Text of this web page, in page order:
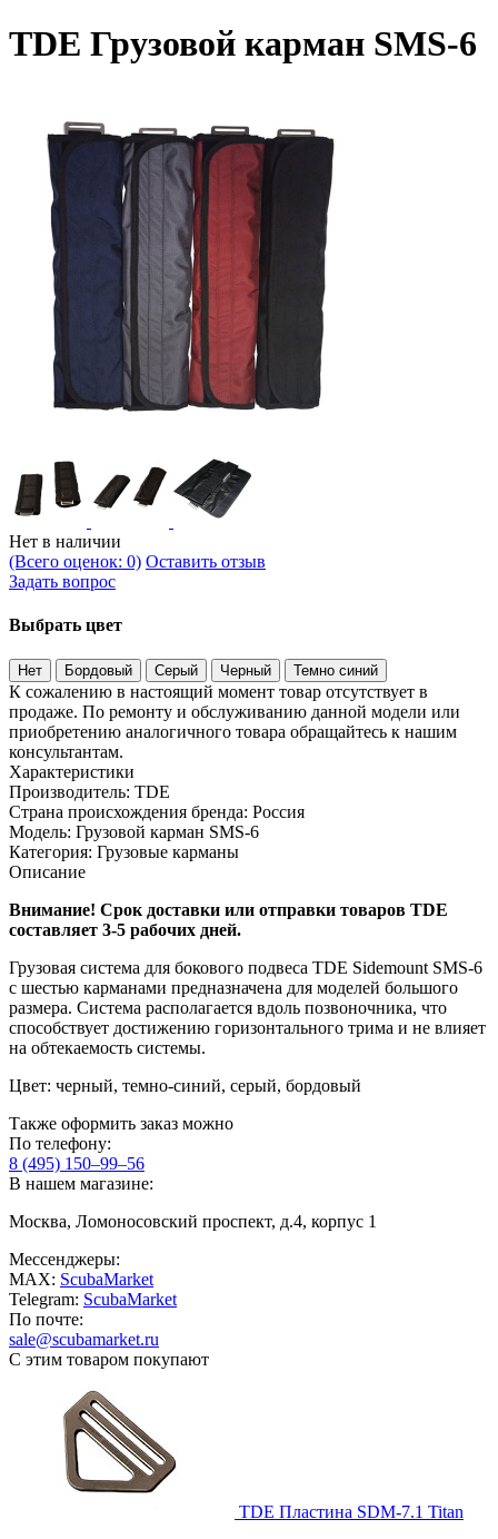
TDE Грузовой карман SMS-6
Нет в наличии
(Всего оценок: 0) Оставить отзыв
Задать вопрос
Выбрать цвет
Нет Бордовый Серый Черный Темно синий
К сожалению в настоящий момент товар отсутствует в
продаже. По ремонту и обслуживанию данной модели или
приобретению аналогичного товара обращайтесь к нашим
консультантам.
Характеристики
Производитель: TDE
Страна происхождения бренда: Россия
Модель: Грузовой карман SMS-6
Категория: Грузовые карманы
Описание
Внимание! Срок доставки или отправки товаров TDE
составляет 3-5 рабочих дней.
Грузовая система для бокового подвеса TDE Sidemount SMS-6
с шестью карманами предназначена для моделей большого
размера. Система располагается вдоль позвоночника, что
способствует достижению горизонтального трима и не влияет
на обтекаемость системы.
Цвет: черный, темно-синий, серый, бордовый
Также оформить заказ можно
По телефону:
8 (495) 150–99–56
В нашем магазине:
Москва, Ломоносовский проспект, д.4, корпус 1
Мессенджеры:
MAX: ScubaMarket
Telegram: ScubaMarket
По почте:
sale@scubamarket.ru
С этим товаром покупают
TDE Пластина SDM-7.1 Titan